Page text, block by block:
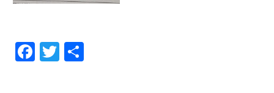
F
a
T
w